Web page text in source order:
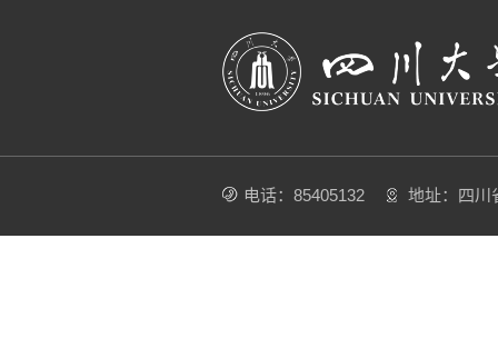
电话：85405132 地址：四川